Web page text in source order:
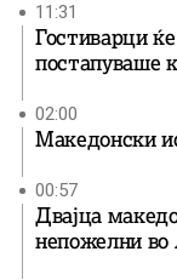
11:31
Гостиварци
постапуваше
02:00
Македонски
00:57
Двајца
непожелни во